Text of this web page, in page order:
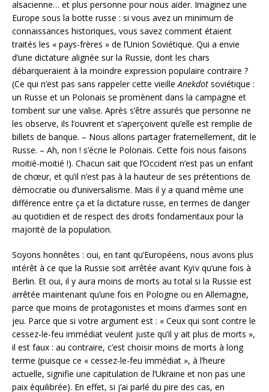
alsacienne… et plus personne pour nous aider. Imaginez une
Europe sous la botte russe : si vous avez un minimum de
connaissances historiques, vous savez comment étaient
traités les « pays-frères » de l’Union Soviétique. Qui a envie
d’une dictature alignée sur la Russie, dont les chars
débarqueraient à la moindre expression populaire contraire ?
(Ce qui n’est pas sans rappeler cette vieilleAnekdot soviétique :
un Russe et un Polonais se promènent dans la campagne et
tombent sur une valise. Après s’être assurés que personne ne
les observe, ils l’ouvrent et s’aperçoivent qu’elle est remplie de
billets de banque. – Nous allons partager fraternellement, dit le
Russe. – Ah, non ! s’écrie le Polonais. Cette fois nous faisons
moitié-moitié !). Chacun sait que l’Occident n’est pas un enfant
de chœur, et qu’il n’est pas à la hauteur de ses prétentions de
démocratie ou d’universalisme. Mais il y a quand même une
différence entre ça et la dictature russe, en termes de danger
au quotidien et de respect des droits fondamentaux pour la
majorité de la population.
Soyons honnêtes : oui, en tant qu’Européens, nous avons plus
intérêt à ce que la Russie soit arrêtée avant Kyïv qu’une fois à
Berlin. Et oui, il y aura moins de morts au total si la Russie est
arrêtée maintenant qu’une fois en Pologne ou en Allemagne,
parce que moins de protagonistes et moins d’armes sont en
jeu. Parce que si votre argument est : « Ceux qui sont contre le
cessez-le-feu immédiat veulent juste qu’il y ait plus de morts »,
il est faux : au contraire, c’est choisir moins de morts à long
terme (puisque ce « cessez-le-feu immédiat », à l’heure
actuelle, signifie une capitulation de l’Ukraine et non pas une
paix équilibrée). En effet, si j’ai parlé du pire des cas, en